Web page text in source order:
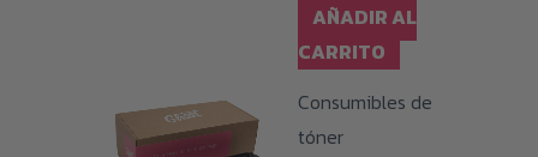
AÑADIR AL
CARRITO
Consumibles de
tóner